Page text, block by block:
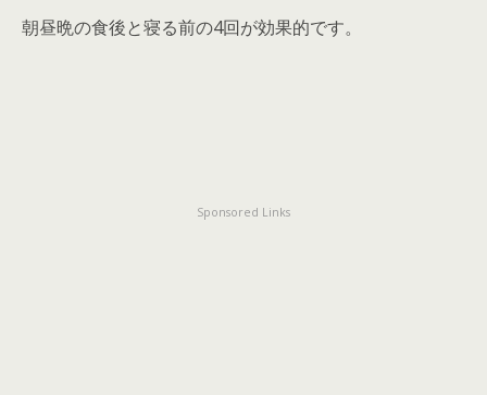
朝昼晩の食後と寝る前の4回が効果的です。
Sponsored Links